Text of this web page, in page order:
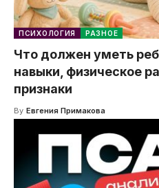
ПСИХОЛОГИЯ РАЗНОЕ
Что должен уметь
навыки, физическое
признаки
By Евгения Примакова